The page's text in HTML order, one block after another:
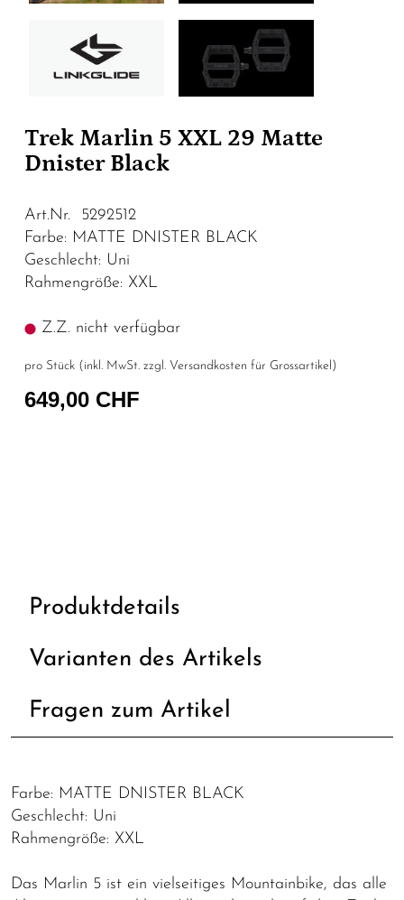
Trek Marlin 5 XXL 29 Matte
Dnister Black
Art.Nr. 5292512
Farbe: MATTE DNISTER BLACK
Geschlecht: Uni
Rahmengröße: XXL
Z.Z. nicht verfügbar
pro Stück (inkl. MwSt. zzgl. Versandkosten für Grossartikel )
649,00 CHF
Produktdetails
Varianten des Artikels
Fragen zum Artikel
Farbe: MATTE DNISTER BLACK
Geschlecht: Uni
Rahmengröße: XXL
Das Marlin 5 ist ein vielseitiges Mountainbike, das alle